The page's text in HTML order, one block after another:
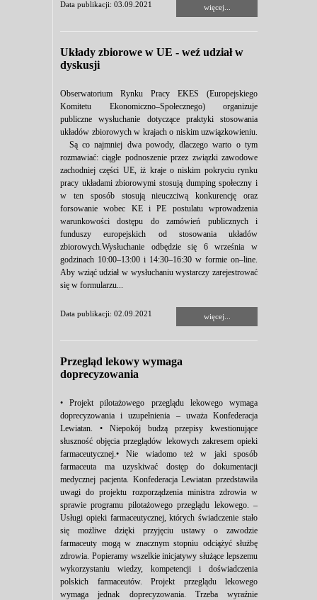
Data publikacji: 03.09.2021 więcej...
Układy zbiorowe w UE - weź udział w
dyskusji
Obserwatorium Rynku Pracy EKES (Europejskiego
Komitetu Ekonomiczno–Społecznego) organizuje
publiczne wysłuchanie dotyczące praktyki stosowania
układów zbiorowych w krajach o niskim uzwiązkowieniu.
Są co najmniej dwa powody, dlaczego warto o tym
rozmawiać: ciągłe podnoszenie przez związki zawodowe
zachodniej części UE, iż kraje o niskim pokryciu rynku
pracy układami zbiorowymi stosują dumping społeczny i
w ten sposób stosują nieuczciwą konkurencję oraz
forsowanie wobec KE i PE postulatu wprowadzenia
warunkowości dostępu do zamówień publicznych i
funduszy europejskich od stosowania układów
zbiorowych.Wysłuchanie odbędzie się 6 września w
godzinach 10:00–13:00 i 14:30–16:30 w formie on–line.
Aby wziąć udział w wysłuchaniu wystarczy zarejestrować
się w formularzu...
Data publikacji: 02.09.2021 więcej...
Przegląd lekowy wymaga
doprecyzowania
• Projekt pilotażowego przeglądu lekowego wymaga
doprecyzowania i uzupełnienia – uważa Konfederacja
Lewiatan. • Niepokój budzą przepisy kwestionujące
słuszność objęcia przeglądów lekowych zakresem opieki
farmaceutycznej.• Nie wiadomo też w jaki sposób
farmaceuta ma uzyskiwać dostęp do dokumentacji
medycznej pacjenta. Konfederacja Lewiatan przedstawiła
uwagi do projektu rozporządzenia ministra zdrowia w
sprawie programu pilotażowego przeglądu lekowego. –
Usługi opieki farmaceutycznej, których świadczenie stało
się możliwe dzięki przyjęciu ustawy o zawodzie
farmaceuty mogą w znacznym stopniu odciążyć służbę
zdrowia. Popieramy wszelkie inicjatywy służące lepszemu
wykorzystaniu wiedzy, kompetencji i doświadczenia
polskich farmaceutów. Projekt przeglądu lekowego
wymaga jednak doprecyzowania. Trzeba wyraźnie